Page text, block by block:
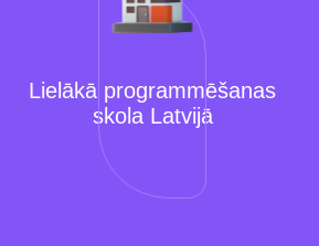
Lielākā programmēšanas
skola Latvijā